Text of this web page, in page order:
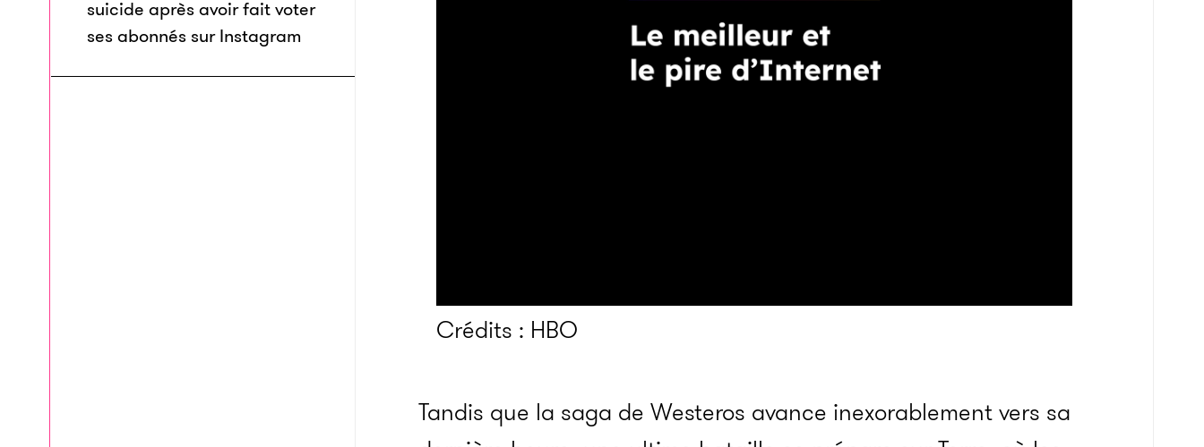
suicide après avoir fait voter
ses abonnés sur Instagram
Crédits : HBO
Tandis que la saga de Westeros avance inexorablement vers sa